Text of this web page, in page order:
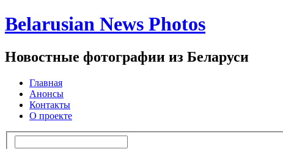
Belarusian News Photos
Новостные фотографии из Беларуси
Главная
Анонсы
Контакты
О проекте